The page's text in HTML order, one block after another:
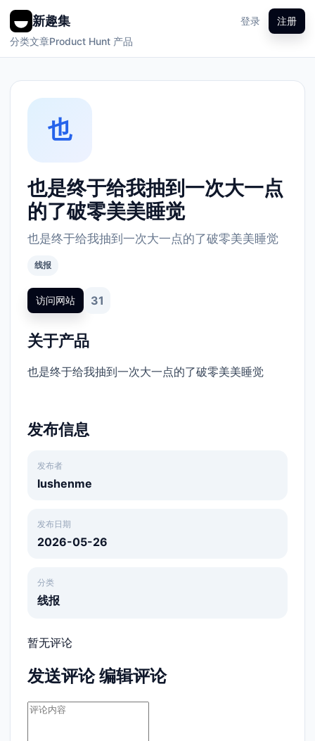
新趣集
分类文章Product Hunt 产品
登录 注册
也
也是终于给我抽到一次大一点
的了破零美美睡觉
也是终于给我抽到一次大一点的了破零美美睡觉
线报
访问网站 31
关于产品
也是终于给我抽到一次大一点的了破零美美睡觉
发布信息
发布者
lushenme
发布日期
2026-05-26
分类
线报
暂无评论
发送评论 编辑评论